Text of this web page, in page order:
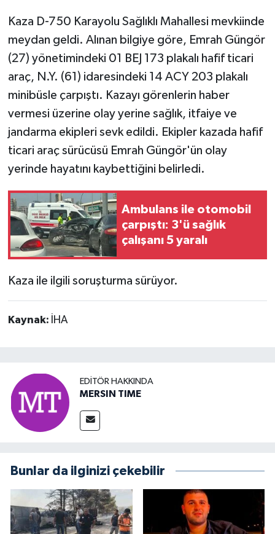
Kaza D-750 Karayolu Sağlıklı Mahallesi mevkiinde
meydan geldi. Alınan bilgiye göre, Emrah Güngör
(27) yönetimindeki 01 BEJ 173 plakalı hafif ticari
araç, N.Y. (61) idaresindeki 14 ACY 203 plakalı
minibüsle çarpıştı. Kazayı görenlerin haber
vermesi üzerine olay yerine sağlık, itfaiye ve
jandarma ekipleri sevk edildi. Ekipler kazada hafif
ticari araç sürücüsü Emrah Güngör'ün olay
yerinde hayatını kaybettiğini belirledi.
Ambulans ile otomobil
çarpıştı: 3'ü sağlık
çalışanı 5 yaralı
Kaza ile ilgili soruşturma sürüyor.
Kaynak: İHA
EDITÖR HAKKINDA
MERSIN TIME
Bunlar da ilginizi çekebilir